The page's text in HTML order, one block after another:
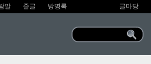
말 줄글 방명록 글마당